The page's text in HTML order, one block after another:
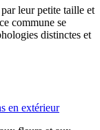
leur petite taille et
commune se
distinctes et
en extérieur